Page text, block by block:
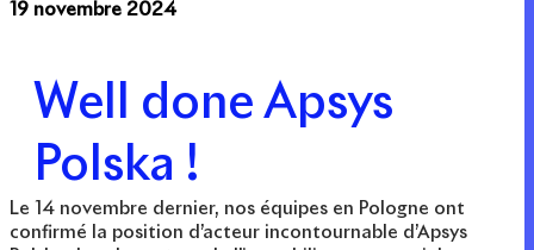
19 novembre 2024
Well done Apsys
Polska !
Le 14 novembre dernier, nos équipes en Pologne ont
confirmé la position d’acteur incontournable d’Apsys